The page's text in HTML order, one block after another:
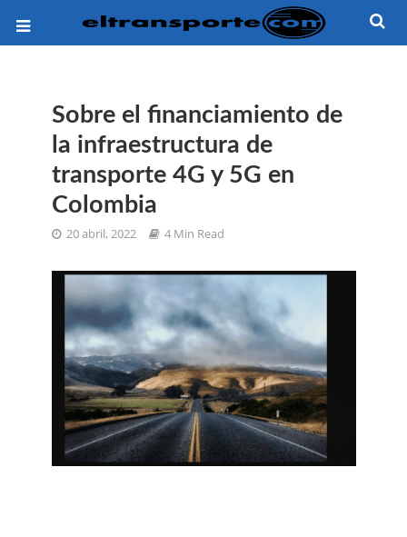
Sobre el financiamiento de
la infraestructura de
transporte 4G y 5G en
Colombia
20 abril, 2022 4 Min Read